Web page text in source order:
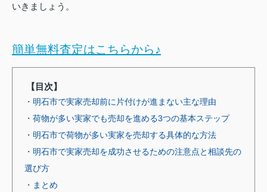
いきましょう。
簡単無料査定はこちらから♪
【目次】
・明石市で実家売却前に片付けが進まない主な理由
・荷物が多い実家でも売却を進める3つの基本ステップ
・明石市で荷物が多い実家を売却する具体的な方法
・明石市で実家売却を成功させるための注意点と相談先の
選び方
・まとめ